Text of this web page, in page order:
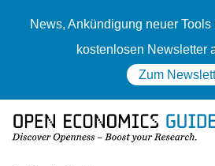
News, Ankündigung neuer Tools
kostenlosen Newsletter
Zum